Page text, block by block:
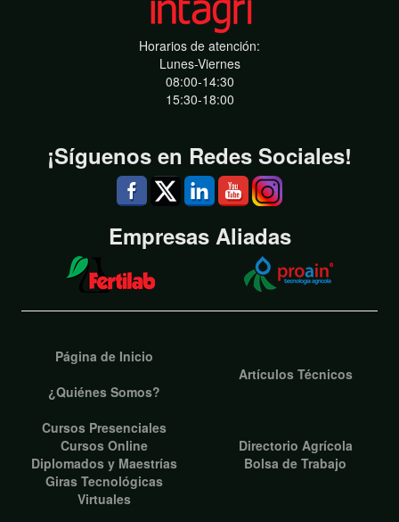
Horarios de atención:
Lunes-Viernes
08:00-14:30
15:30-18:00
¡Síguenos en Redes Sociales!
Empresas Aliadas
Página de Inicio
¿Quiénes Somos?
Artículos Técnicos
Cursos Presenciales
Cursos Online
Diplomados y Maestrías
Giras Tecnológicas
Virtuales
Directorio Agrícola
Bolsa de Trabajo